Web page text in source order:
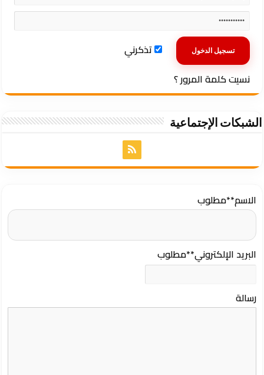
تذكرني
نسيت كلمة المرور ؟
الشبكات الإجتماعية
الاسم**مطلوب
البريد الإلكتروني**مطلوب
رسالة